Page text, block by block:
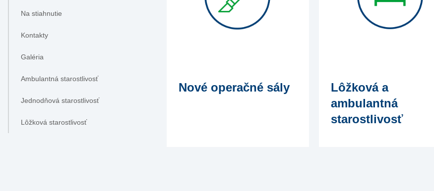
Na stiahnutie
Kontakty
Galéria
Ambulantná starostlivosť
Jednodňová starostlivosť
Lôžková starostlivosť
Nové operačné sály
Lôžková a
ambulantná
starostlivosť